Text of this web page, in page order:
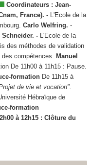
Coordinateurs : Jean-
France). -L'Ecole de la
Carlo Welfring. -
Schneider. -L'Ecole de la
des méthodes de validation
compétences.
Manuel
De 11h00 à 11h15 : Pause.
De 11h15 à
de vie et vocation".
Hébraïque de
à 12h15 : Clôture du